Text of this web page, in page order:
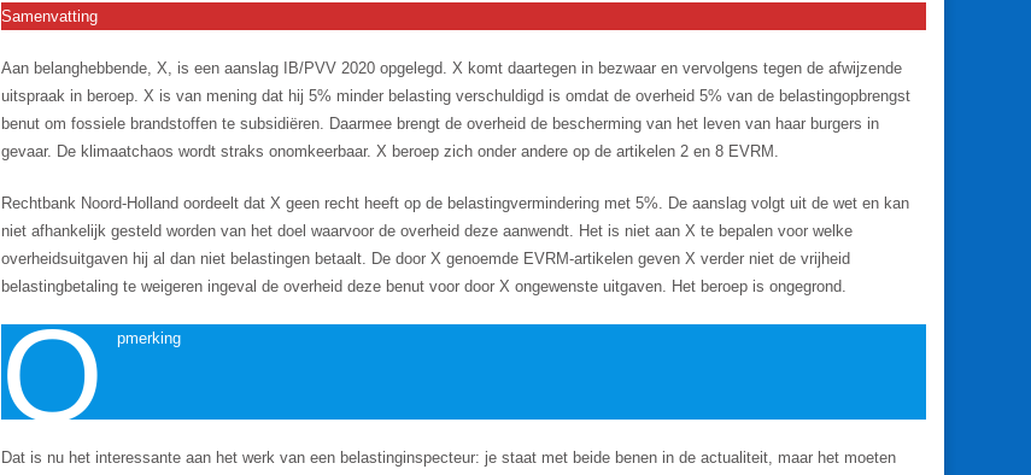
Samenvatting
Aan belanghebbende, X, is een aanslag IB/PVV 2020 opgelegd. X komt daartegen in bezwaar en vervolgens tegen de afwijzende
uitspraak in beroep. X is van mening dat hij 5% minder belasting verschuldigd is omdat de overheid 5% van de belastingopbrengst
benut om fossiele brandstoffen te subsidiëren. Daarmee brengt de overheid de bescherming van het leven van haar burgers in
gevaar. De klimaatchaos wordt straks onomkeerbaar. X beroep zich onder andere op de artikelen 2 en 8 EVRM.
Rechtbank Noord-Holland oordeelt dat X geen recht heeft op de belastingvermindering met 5%. De aanslag volgt uit de wet en kan
niet afhankelijk gesteld worden van het doel waarvoor de overheid deze aanwendt. Het is niet aan X te bepalen voor welke
overheidsuitgaven hij al dan niet belastingen betaalt. De door X genoemde EVRM-artikelen geven X verder niet de vrijheid
belastingbetaling te weigeren ingeval de overheid deze benut voor door X ongewenste uitgaven. Het beroep is ongegrond.
O pmerking
Dat is nu het interessante aan het werk van een belastinginspecteur: je staat met beide benen in de actualiteit, maar het moeten